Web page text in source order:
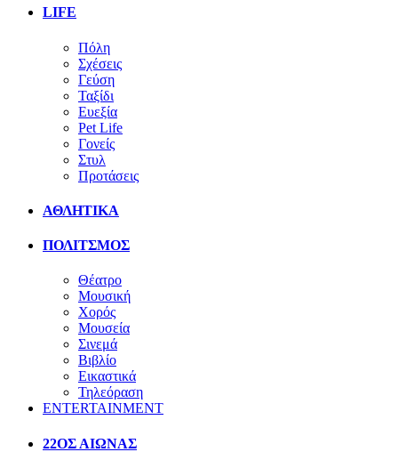
LIFE
Πόλη
Σχέσεις
Γεύση
Ταξίδι
Ευεξία
Pet Life
Γονείς
Στυλ
Προτάσεις
ΑΘΛΗΤΙΚΑ
ΠΟΛΙΤΣΜΟΣ
Θέατρο
Μουσική
Χορός
Μουσεία
Σινεμά
Βιβλίο
Εικαστικά
Τηλεόραση
ENTERTAINMENT
22ΟΣ ΑΙΩΝΑΣ